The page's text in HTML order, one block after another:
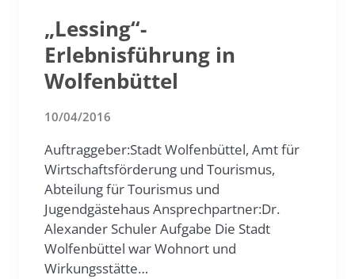
„Lessing“-
Erlebnisführung in
Wolfenbüttel
10/04/2016
Auftraggeber:Stadt Wolfenbüttel, Amt für
Wirtschaftsförderung und Tourismus,
Abteilung für Tourismus und
Jugendgästehaus Ansprechpartner:Dr.
Alexander Schuler Aufgabe Die Stadt
Wolfenbüttel war Wohnort und
Wirkungsstätte…